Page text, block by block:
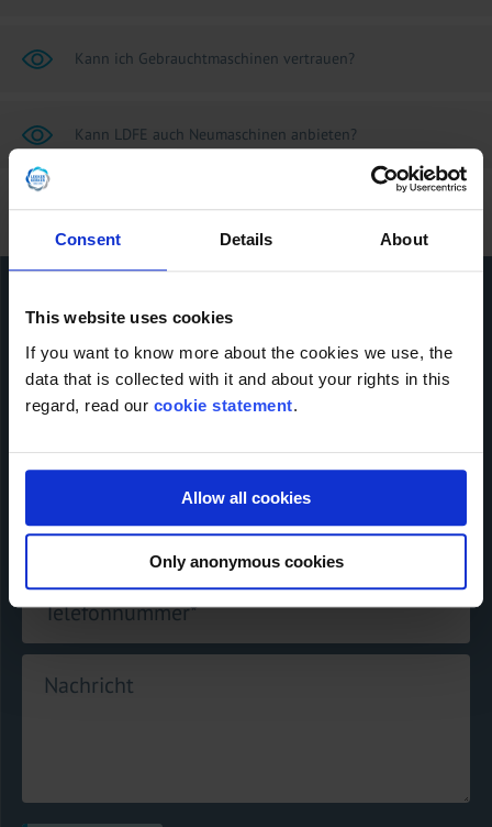
Consent Details About
This website uses cookies
If you want to know more about the cookies we use, the
data that is collected with it and about your rights in this
regard, read our cookie statement.
Allow all cookies
Only anonymous cookies
Kann ich Gebrauchtmaschinen vertrauen?
Kann LDFE auch Neumaschinen anbieten?
Name der Firma
Name*
E-mail*
Telefonnummer*
Nachricht